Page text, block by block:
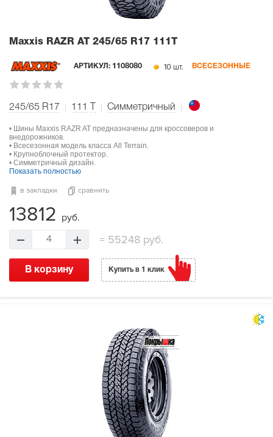
Maxxis RAZR AT 245/65 R17 111T
АРТИКУЛ: 1108080 10 шт. ВСЕСЕЗОННЫЕ
245/65 R17 111 Симметричный
• Шины Maxxis RAZR AT предназначены для кроссоверов и
внедорожников.
• Всесезонная модель класса All Terrain.
• Крупноблочный протектор.
• Симметричный дизайн.
Показать полностью
в закладки сравнить
13812 руб.
4 = 55248 руб.
В корзину Купить в 1 клик